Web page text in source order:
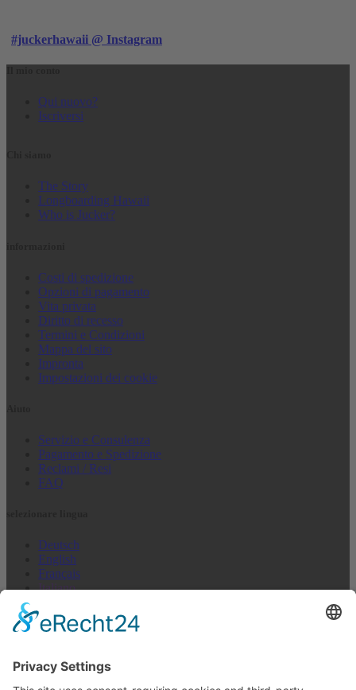
#juckerhawaii @ Instagram
Qui nuovo?
Iscriversi
The Story
Longboarding Hawaii
Who is Jucker?
Costi di spedizione
Opzioni di pagamento
Vita privata
Diritto di recesso
Termini e Condizioni
Mappa del sito
Impronta
Impostazioni dei cookie
Servizio e Consulenza
Pagamento e Spedizione
Reclami / Resi
FAQ
Deutsch
English
Français
Italiano
Nederlands
US + Canada
Newsletter abbonarsi